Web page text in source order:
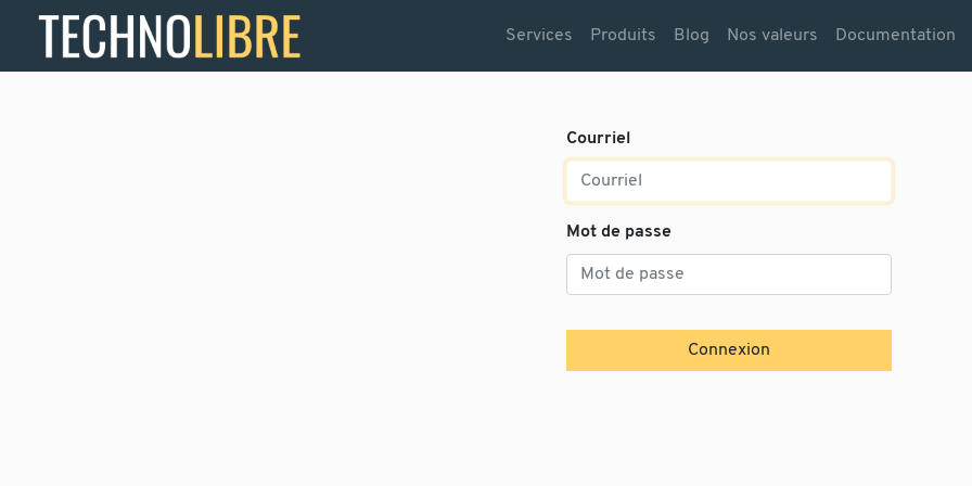
Services Produits Blog Nos valeurs Documentation
Courriel
Mot de passe
Connexion